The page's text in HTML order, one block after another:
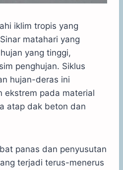
iklim tropis yang
matahari yang
yang tinggi,
penghujan. Siklus
hujan-deras ini
ekstrem pada material
atap dak beton dan
panas dan penyusutan
terjadi terus-menerus